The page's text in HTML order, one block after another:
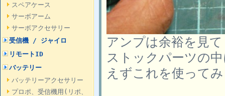
スペアケース
サーボアーム
サーボアクセサリー
受信機 / ジャイロ
リモートID
バッテリー
バッテリーアクセサリー
プロポ、受信機用(リポ、
アンプは余裕を見
ストックパーツの
えずこれを使って